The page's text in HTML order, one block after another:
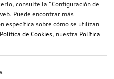
consulte la “Configuración de
Puede encontrar más
específica sobre cómo se utilizan
Política de Cookies, nuestra Política